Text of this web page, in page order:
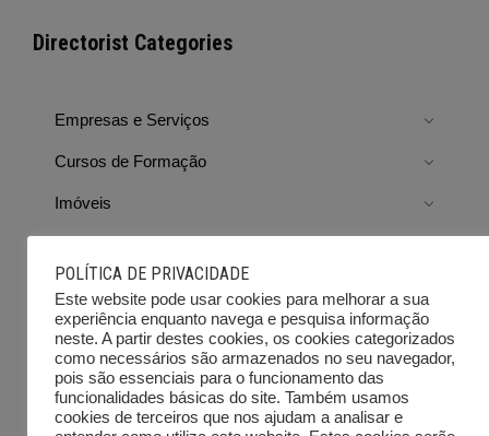
Directorist Categories
Empresas e Serviços
Cursos de Formação
Imóveis
Emprego
Ferramentas e Equipamentos
Diversos
Leilões e outras vendas
POLÍTICA DE PRIVACIDADE
Este website pode usar cookies para melhorar a sua
experiência enquanto navega e pesquisa informação
neste. A partir destes cookies, os cookies categorizados
como necessários são armazenados no seu navegador,
pois são essenciais para o funcionamento das
funcionalidades básicas do site. Também usamos
cookies de terceiros que nos ajudam a analisar e